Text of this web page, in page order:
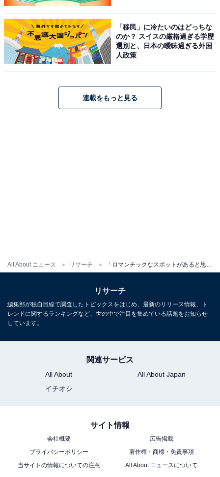
All About ニュース リサーチ
「移民」に冷たいのはどっちな
のか？ スイスの厳格過ぎる学歴
選別と、日本の曖昧過ぎる外国
人政策
連載をもっと見る
リサーチ
編集部が独自目線で調査したトピックスをはじめ、最新のリリース情報、ト
レンドに関するランキングなど、世の中で注目を集めている話題をお知らせ
しています。
関連サービス
All About
All About Japan
イチオシ
サイト情報
会社概要
広告掲載
プライバシーポリシー
著作権・商標・免責事項
当サイトの情報についての注意
All About ニュースについて